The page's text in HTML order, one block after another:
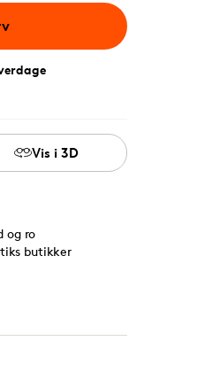
Vis i 3D
og ro
butikker